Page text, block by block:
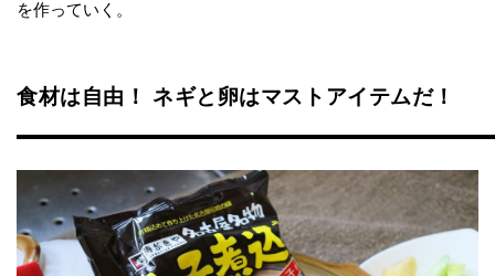
を作っていく。
食材は自由！ ネギと卵はマストアイテムだ！